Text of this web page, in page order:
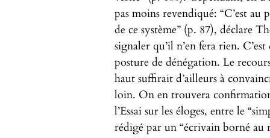
pas moins revendiqué: “C’est au
de ce système” (p. 87), déclare
signaler qu’il n’en fera rien.
posture de dénégation. Le
haut suffirait d’ailleurs à
loin. On en trouvera
l’Essai sur les éloges, entre le
rédigé par un “écrivain borné au